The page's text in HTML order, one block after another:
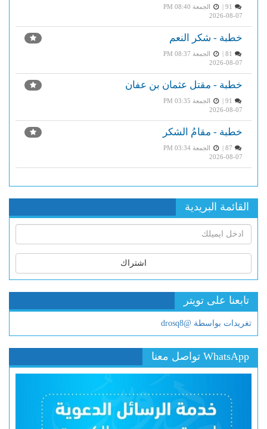
الجمعة PM 08:40
2026-08-07
خطبة - شكر النعم
الجمعة PM 08:37
2026-08-07
خطبة - مقتل عثمان بن عفان
الجمعة PM 03:35
2026-08-07
خطبة - مقامُ الشكر
الجمعة PM 03:34
2026-08-07
القائمة البريدية
اشتراك
تابعنا على تويتر
تغريدات بواسطة @drosq8
WhatsApp تواصل معنا